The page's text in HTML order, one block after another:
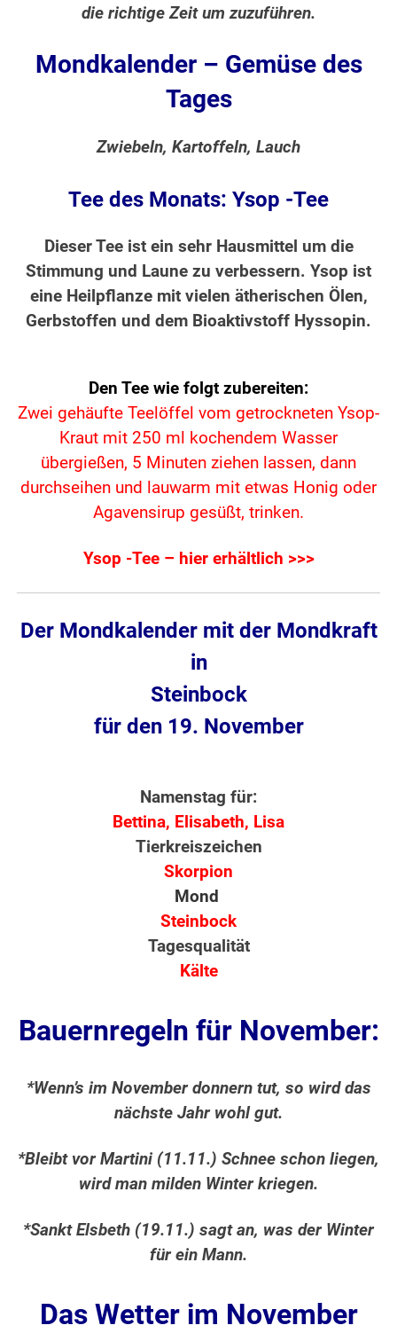
die richtige Zeit um zuzuführen.
Mondkalender – Gemüse des
Tages
Zwiebeln, Kartoffeln, Lauch
Tee des Monats: Ysop -Tee
Dieser Tee ist ein sehr Hausmittel um die
Stimmung und Laune zu verbessern. Ysop ist
eine Heilpflanze mit vielen ätherischen Ölen,
Gerbstoffen und dem Bioaktivstoff Hyssopin.
Den Tee wie folgt zubereiten:
Zwei gehäufte Teelöffel vom getrockneten Ysop-
Kraut mit 250 ml kochendem Wasser
übergießen, 5 Minuten ziehen lassen, dann
durchseihen und lauwarm mit etwas Honig oder
Agavensirup gesüßt, trinken.
Ysop -Tee – hier erhältlich >>>
Der Mondkalender mit der Mondkraft
in
Steinbock
für den 19. November
Namenstag für:
Bettina, Elisabeth, Lisa
Tierkreiszeichen
Skorpion
Mond
Steinbock
Tagesqualität
Kälte
Bauernregeln für November:
*Wenn’s im November donnern tut, so wird das
nächste Jahr wohl gut.
*Bleibt vor Martini (11.11.) Schnee schon liegen,
wird man milden Winter kriegen.
*Sankt Elsbeth (19.11.) sagt an, was der Winter
für ein Mann.
Das Wetter im November